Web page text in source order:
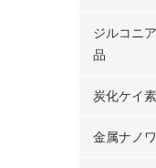
ジルコニ
品
炭化ケイ
金属ナノ